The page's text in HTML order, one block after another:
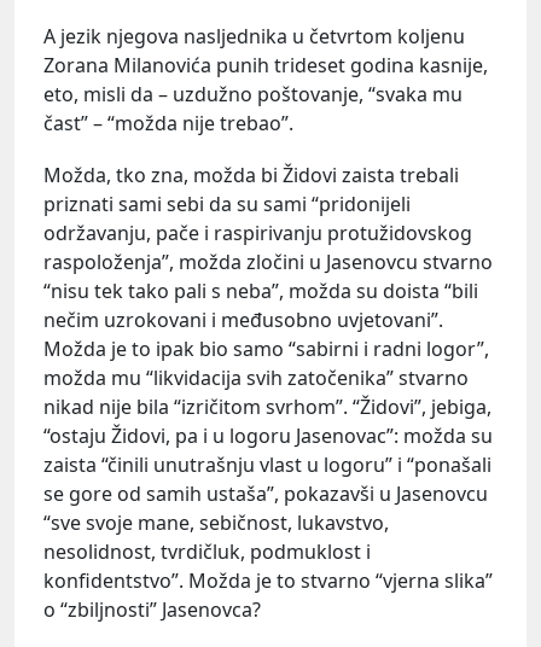
A jezik njegova nasljednika u četvrtom koljenu
Zorana Milanovića punih trideset godina kasnije,
eto, misli da – uzdužno poštovanje, “svaka mu
čast” – “možda nije trebao”.
Možda, tko zna, možda bi Židovi zaista trebali
priznati sami sebi da su sami “pridonijeli
održavanju, pače i raspirivanju protužidovskog
raspoloženja”, možda zločini u Jasenovcu stvarno
“nisu tek tako pali s neba”, možda su doista “bili
nečim uzrokovani i međusobno uvjetovani”.
Možda je to ipak bio samo “sabirni i radni logor”,
možda mu “likvidacija svih zatočenika” stvarno
nikad nije bila “izričitom svrhom”. “Židovi”, jebiga,
“ostaju Židovi, pa i u logoru Jasenovac”: možda su
zaista “činili unutrašnju vlast u logoru” i “ponašali
se gore od samih ustaša”, pokazavši u Jasenovcu
“sve svoje mane, sebičnost, lukavstvo,
nesolidnost, tvrdičluk, podmuklost i
konfidentstvo”. Možda je to stvarno “vjerna slika”
o “zbiljnosti” Jasenovca?